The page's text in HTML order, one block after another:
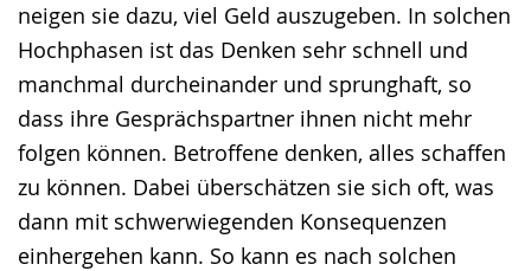
neigen sie dazu, viel Geld auszugeben. In solchen
Hochphasen ist das Denken sehr schnell und
manchmal durcheinander und sprunghaft, so
dass ihre Gesprächspartner ihnen nicht mehr
folgen können. Betroffene denken, alles schaffen
zu können. Dabei überschätzen sie sich oft, was
dann mit schwerwiegenden Konsequenzen
einhergehen kann. So kann es nach solchen